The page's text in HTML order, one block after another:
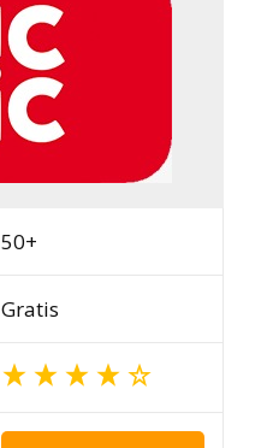
50+
Gratis